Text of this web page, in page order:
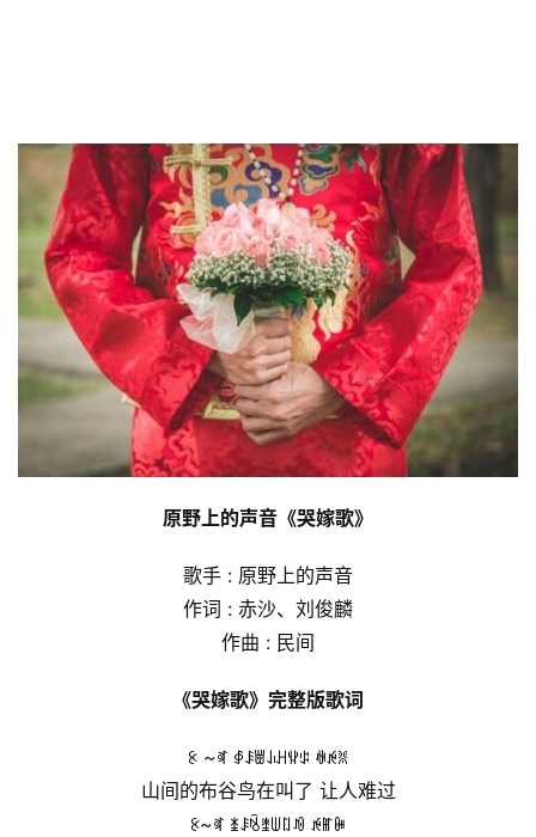
原野上的声音《哭嫁歌》
歌手 : 原野上的声音
作词 : 赤沙、刘俊麟
作曲 : 民间
《哭嫁歌》完整版歌词
ꉹ ~ꉷ ꇉꄩꇪꀮꃅꃚꌒ ꊽꉌꐡ
山间的布谷鸟在叫了 让人难过
ꉹ~ꉷ ꁧꄩꂙꃨꅐꇁꀑ ꉌꂵꁏ